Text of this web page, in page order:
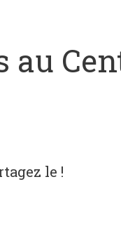
au
le !